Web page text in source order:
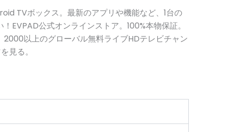
TVボックス。最新のアプリや機能など、1台の
EVPAD公式オンラインストア。100%本物保証。
以上のグローバル無料ライブHDテレビチャン
見る。